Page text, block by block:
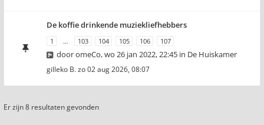
De koffie drinkende muziekliefhebbers
1 … 103 104 105 106 107
dooromeCo,wo 26 jan 2022, 22:45 in De Huiskamer
gilleko B.zo 02 aug 2026, 08:07
Er zijn 8 resultaten gevonden